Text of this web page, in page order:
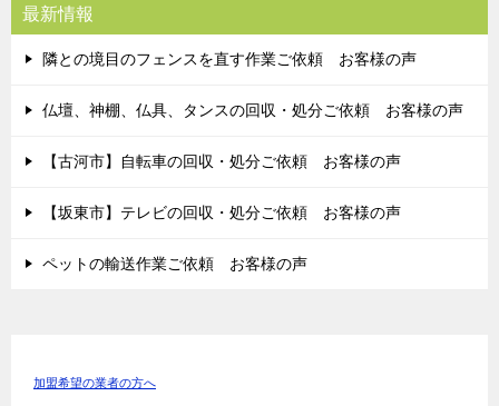
最新情報
隣との境目のフェンスを直す作業ご依頼 お客様の声
仏壇、神棚、仏具、タンスの回収・処分ご依頼 お客様の声
【古河市】自転車の回収・処分ご依頼 お客様の声
【坂東市】テレビの回収・処分ご依頼 お客様の声
ペットの輸送作業ご依頼 お客様の声
加盟希望の業者の方へ